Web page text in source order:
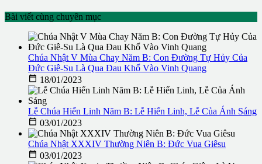
Bài viết cùng chuyên mục
Chúa Nhật V Mùa Chay Năm B: Con Đường Tự Hủy Của
Đức Giê-Su Là Qua Đau Khổ Vào Vinh Quang
 18/01/2023
Lễ Chúa Hiển Linh Năm B: Lễ Hiển Linh, Lễ Của Ánh Sáng
 03/01/2023
Chúa Nhật XXXIV Thường Niên B: Đức Vua Giêsu
 03/01/2023